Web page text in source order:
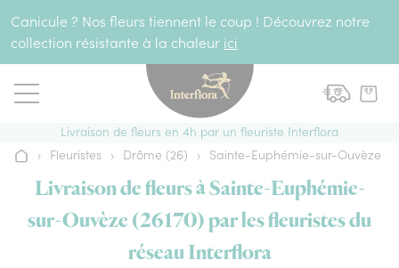
Canicule ? Nos fleurs tiennent le coup ! Découvrez notre
collection résistante à la chaleur ici
Livraison de fleurs en 4h par un fleuriste Interflora
Accueil
› Fleuristes › Drôme (26) › Sainte-Euphémie-sur-Ouvèze
Livraison de fleurs à Sainte-Euphémie-
sur-Ouvèze (26170) par les fleuristes du
réseau Interflora